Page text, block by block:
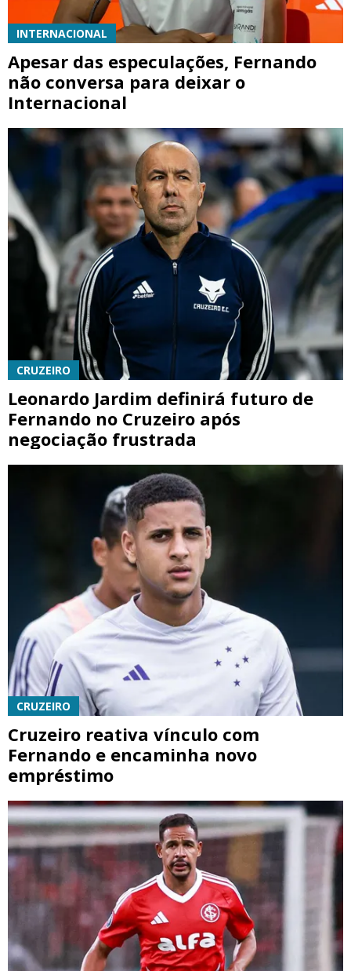
INTERNACIONAL
Apesar das especulações, Fernando
não conversa para deixar o
Internacional
CRUZEIRO
Leonardo Jardim definirá futuro de
Fernando no Cruzeiro após
negociação frustrada
CRUZEIRO
Cruzeiro reativa vínculo com
Fernando e encaminha novo
empréstimo